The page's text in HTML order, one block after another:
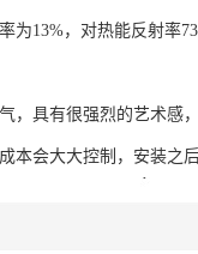
为13%，对热能反射率
，具有很强烈的艺术感
本会大大控制，安装之